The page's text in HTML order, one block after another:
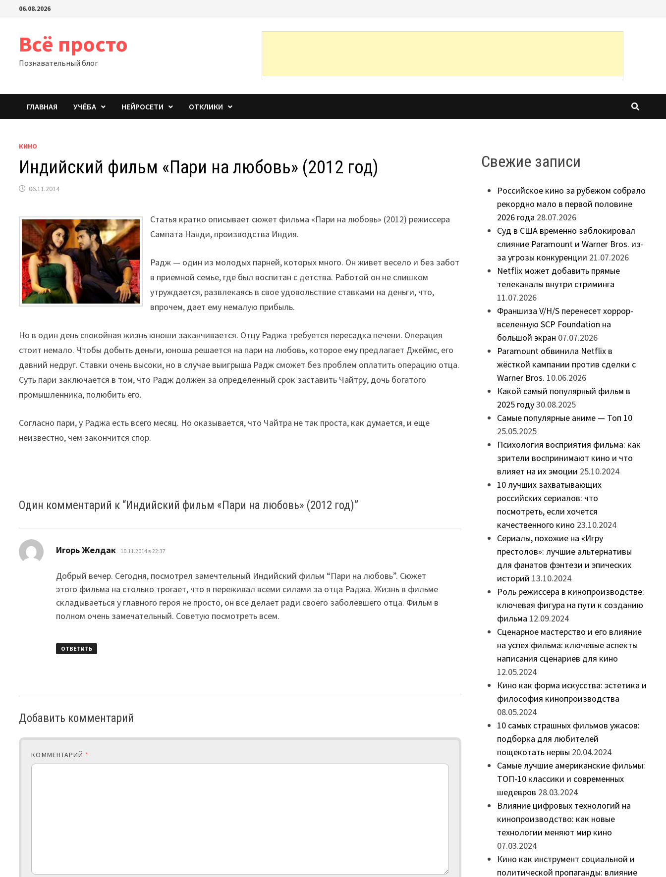
Перейти06.08.2026
Всё просто
Познавательный блог
ГЛАВНАЯ УЧЁБА НЕЙРОСЕТИ ОТКЛИКИ
КИНО
Индийский фильм «Пари на любовь» (2012 год)
06.11.2014
Статья кратко описывает сюжет фильма «Пари на любовь» (2012) режиссера
Сампата Нанди, производства Индия.
Радж — один из молодых парней, которых много. Он живет весело и без забот
в приемной семье, где был воспитан с детства. Работой он не слишком
утруждается, развлекаясь в свое удовольствие ставками на деньги, что,
впрочем, дает ему немалую прибыль.
Но в один день спокойная жизнь юноши заканчивается. Отцу Раджа требуется пересадка печени. Операция
стоит немало. Чтобы добыть деньги, юноша решается на пари на любовь, которое ему предлагает Джеймс, его
давний недруг. Ставки очень высоки, но в случае выигрыша Радж сможет без проблем оплатить операцию отца.
Суть пари заключается в том, что Радж должен за определенный срок заставить Чайтру, дочь богатого
промышленника, полюбить его.
Согласно пари, у Раджа есть всего месяц. Но оказывается, что Чайтра не так проста, как думается, и еще
неизвестно, чем закончится спор.
Один комментарий к “Индийский фильм «Пари на любовь» (2012 год)”
Игорь Желдак 10.11.2014 в 22:37
Добрый вечер. Сегодня, посмотрел замечтельный Индийский фильм “Пари на любовь”. Сюжет
этого фильма на столько трогает, что я переживал всеми силами за отца Раджа. Жизнь в фильме
складываеться у главного героя не просто, он все делает ради своего заболевшего отца. Фильм в
полном очень замечательный. Советую посмотреть всем.
ОТВЕТИТЬ
Добавить комментарий
КОММЕНТАРИЙ *
Свежие записи
Российское кино за рубежом собрало
рекордно мало в первой половине
2026 года 28.07.2026
Суд в США временно заблокировал
слияние Paramount и Warner Bros. из-
за угрозы конкуренции 21.07.2026
Netflix может добавить прямые
телеканалы внутри стриминга
11.07.2026
Франшиза V/H/S перенесет хоррор-
вселенную SCP Foundation на
большой экран 07.07.2026
Paramount обвинила Netflix в
жёсткой кампании против сделки с
Warner Bros. 10.06.2026
Какой самый популярный фильм в
2025 году30.08.2025
Самые популярные аниме — Топ 10
25.05.2025
Психология восприятия фильма: как
зрители воспринимают кино и что
влияет на их эмоции 25.10.2024
10 лучших захватывающих
российских сериалов: что
посмотреть, если хочется
качественного кино 23.10.2024
Сериалы, похожие на «Игру
престолов»: лучшие альтернативы
для фанатов фэнтези и эпических
историй 13.10.2024
Роль режиссера в кинопроизводстве:
ключевая фигура на пути к созданию
фильма 12.09.2024
Сценарное мастерство и его влияние
на успех фильма: ключевые аспекты
написания сценариев для кино
12.05.2024
Кино как форма искусства: эстетика и
философия кинопроизводства
08.05.2024
10 самых страшных фильмов ужасов:
подборка для любителей
пощекотать нервы 20.04.2024
Самые лучшие американские фильмы:
ТОП-10 классики и современных
шедевров 28.03.2024
Влияние цифровых технологий на
кинопроизводство: как новые
технологии меняют мир кино
07.03.2024
Кино как инструмент социальной и
политической пропаганды: влияние